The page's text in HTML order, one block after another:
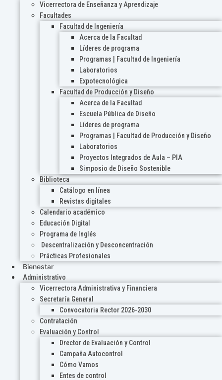
Vicerrectora de Enseñanza y Aprendizaje
Facultades
Facultad de Ingeniería
Acerca de la Facultad
Líderes de programa
Programas | Facultad de Ingeniería
Laboratorios
Expotecnológica
Facultad de Producción y Diseño
Acerca de la Facultad
Escuela Pública de Diseño
Líderes de programa
Programas | Facultad de Producción y Diseño
Laboratorios
Proyectos Integrados de Aula – PIA
Simposio de Diseño Sostenible
Biblioteca
Catálogo en línea
Revistas digitales
Calendario académico
Educación Digital
Programa de Inglés
Descentralización y Desconcentración
Prácticas Profesionales
Bienestar
Administrativo
Vicerrectora Administrativa y Financiera
Secretaría General
Convocatoria Rector 2026-2030
Contratación
Evaluación y Control
Drector de Evaluación y Control
Campaña Autocontrol
Cómo Vamos
Entes de control